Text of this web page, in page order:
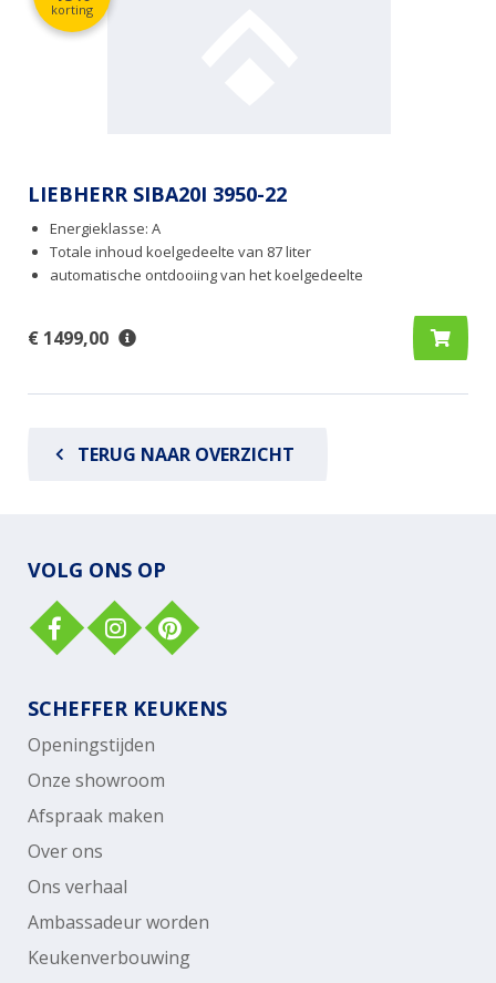
korting
LIEBHERR SIBA20I 3950-22
Energieklasse: A
Totale inhoud koelgedeelte van 87 liter
automatische ontdooiing van het koelgedeelte
€ 1499,00
TERUG NAAR OVERZICHT
VOLG ONS OP
SCHEFFER KEUKENS
Openingstijden
Onze showroom
Afspraak maken
Over ons
Ons verhaal
Ambassadeur worden
Keukenverbouwing